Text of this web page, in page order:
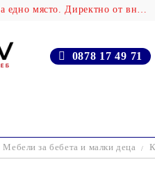
Крабов - Над 100 000 продукта на едно място. Директно от вносителя!
0878 17 49 71
Мебели за бебета и малки деца